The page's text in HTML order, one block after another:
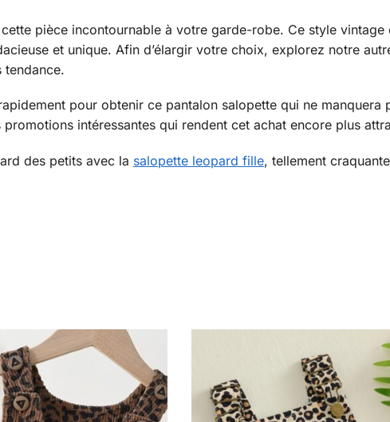
cette pièce incontournable à votre garde-robe. Ce style
et unique. Afin d’élargir votre choix, explorez notre
tendance.
pour obtenir ce pantalon salopette qui ne manquera
intéressantes qui rendent cet achat encore plus
des petits avec la salopette leopard fille, tellement